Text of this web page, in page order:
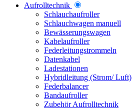
Aufrolltechnik
Schlauchaufroller
Schlauchwagen manuell
Bewässerungswagen
Kabelaufroller
Federleitungstrommeln
Datenkabel
Ladestationen
Hybridleitung (Strom/ Luft)
Federbalancer
Bandaufroller
Zubehör Aufrolltechnik